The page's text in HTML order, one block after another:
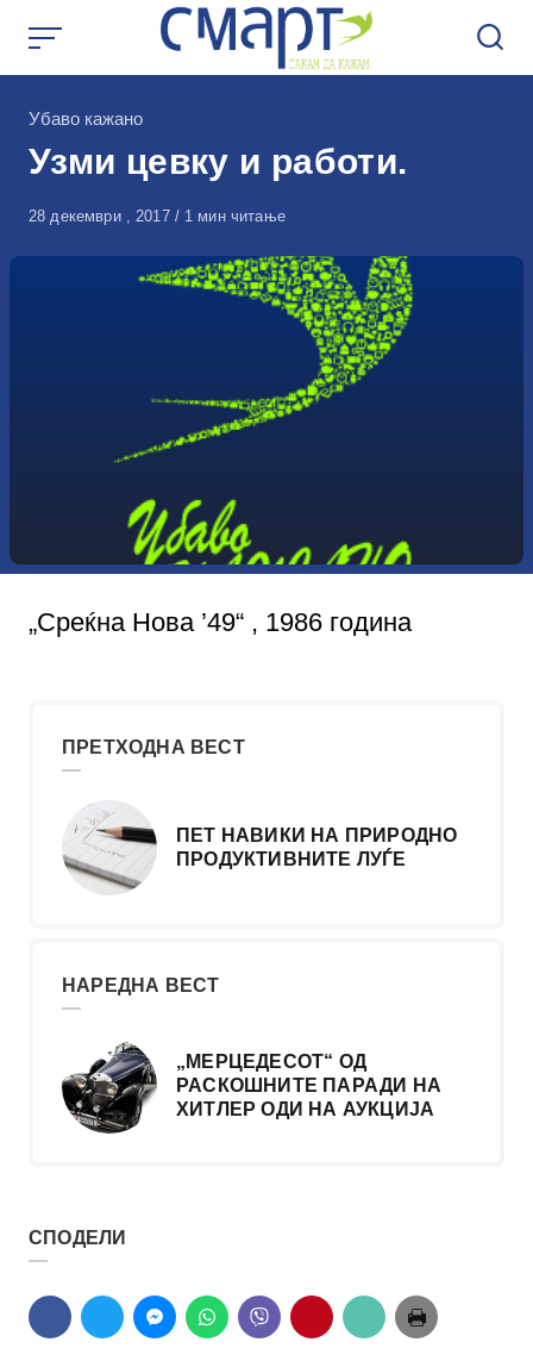
КАтегорија
Убаво кажано
Узми цевку и работи.
Објавено
28 декември , 2017 1 мин читање
„Среќна Нова ’49“ , 1986 година
ПРЕТХОДНА ВЕСТ
ПЕТ НАВИКИ НА ПРИРОДНО
ПРОДУКТИВНИТЕ ЛУЃЕ
НАРЕДНА ВЕСТ
„МЕРЦЕДЕСОТ“ ОД
РАСКОШНИТЕ ПАРАДИ НА
ХИТЛЕР ОДИ НА АУКЦИЈА
СПОДЕЛИ